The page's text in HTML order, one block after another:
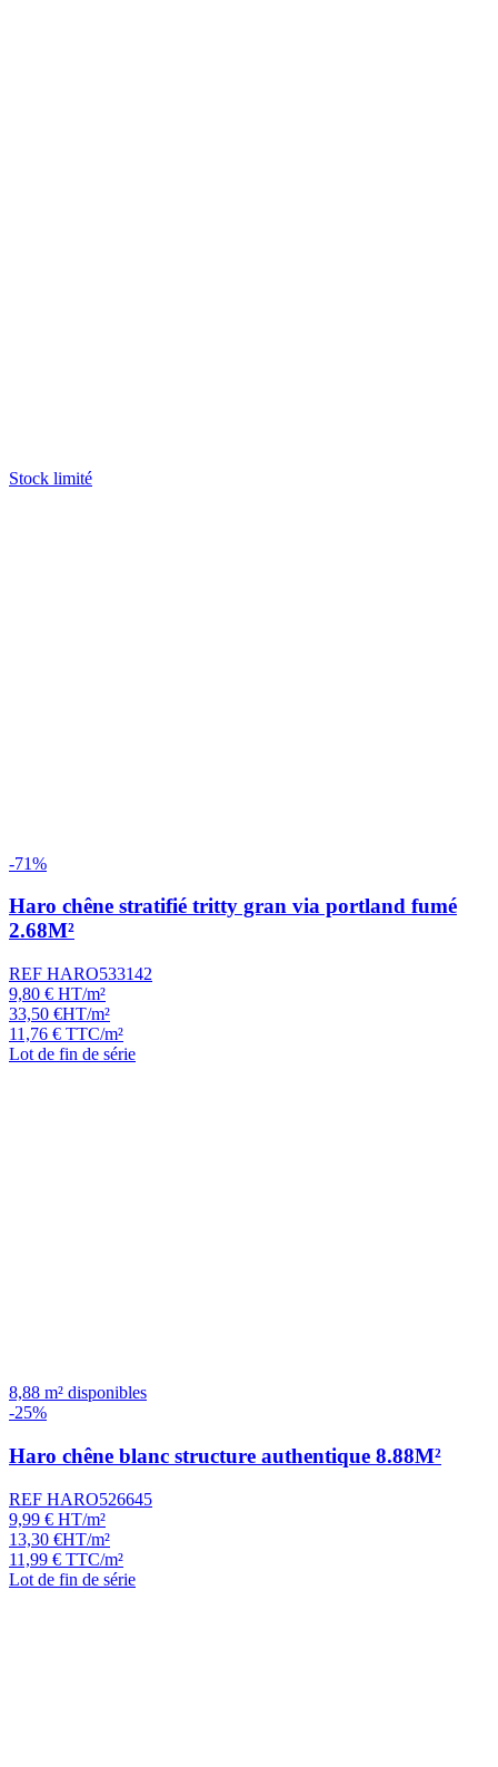
Stock limité
-71%
Haro chêne stratifié tritty gran via portland fumé
2.68M²
REF HARO533142
9,80 € HT/m²
33,50 €HT/m²
11,76 € TTC/m²
Lot de fin de série
8,88 m² disponibles
-25%
Haro chêne blanc structure authentique 8.88M²
REF HARO526645
9,99 € HT/m²
13,30 €HT/m²
11,99 € TTC/m²
Lot de fin de série